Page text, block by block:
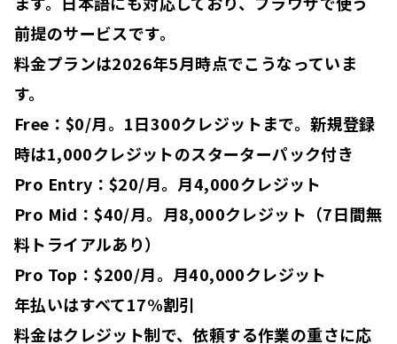
前提のサービスです。
料金プランは2026年5月時点でこうなっていま
す。
Free：$0/月。1日300クレジットまで。新規登録
時は1,000クレジットのスターターパック付き
Pro Entry：$20/月。月4,000クレジット
Pro Mid：$40/月。月8,000クレジット（7日間無
料トライアルあり）
Pro Top：$200/月。月40,000クレジット
年払いはすべて17%割引
料金はクレジット制で、依頼する作業の重さに応